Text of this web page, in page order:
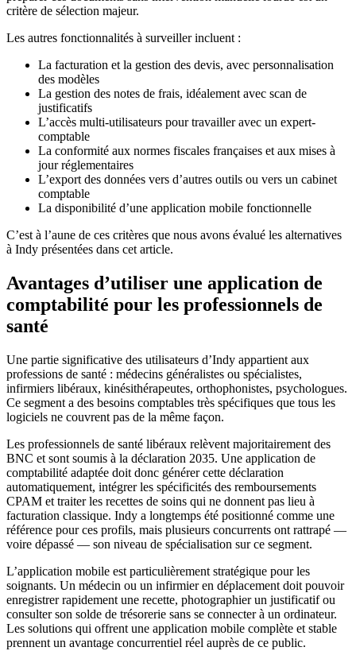
critère de sélection majeur.
Les autres fonctionnalités à surveiller incluent :
La facturation et la gestion des devis, avec personnalisation
des modèles
La gestion des notes de frais, idéalement avec scan de
justificatifs
L’accès multi-utilisateurs pour travailler avec un expert-
comptable
La conformité aux normes fiscales françaises et aux mises à
jour réglementaires
L’export des données vers d’autres outils ou vers un cabinet
comptable
La disponibilité d’une application mobile fonctionnelle
C’est à l’aune de ces critères que nous avons évalué les alternatives
à Indy présentées dans cet article.
Avantages d’utiliser une application de
comptabilité pour les professionnels de
santé
Une partie significative des utilisateurs d’Indy appartient aux
professions de santé : médecins généralistes ou spécialistes,
infirmiers libéraux, kinésithérapeutes, orthophonistes, psychologues.
Ce segment a des besoins comptables très spécifiques que tous les
logiciels ne couvrent pas de la même façon.
Les professionnels de santé libéraux relèvent majoritairement des
BNC et sont soumis à la déclaration 2035. Une application de
comptabilité adaptée doit donc générer cette déclaration
automatiquement, intégrer les spécificités des remboursements
CPAM et traiter les recettes de soins qui ne donnent pas lieu à
facturation classique. Indy a longtemps été positionné comme une
référence pour ces profils, mais plusieurs concurrents ont rattrapé —
voire dépassé — son niveau de spécialisation sur ce segment.
L’application mobile est particulièrement stratégique pour les
soignants. Un médecin ou un infirmier en déplacement doit pouvoir
enregistrer rapidement une recette, photographier un justificatif ou
consulter son solde de trésorerie sans se connecter à un ordinateur.
Les solutions qui offrent une application mobile complète et stable
prennent un avantage concurrentiel réel auprès de ce public.